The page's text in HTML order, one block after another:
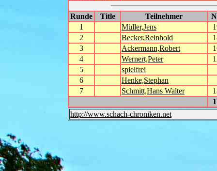
Runde Title Teilnehmer
1
Müller,Jens
2
Becker,Reinhold
3
Ackermann,Robert
4
Wernert,Peter
5
spielfrei
6
Henke,Stephan
7
Schmitt,Hans Walter
http://www.schach-chroniken.net